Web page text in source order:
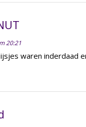
20:21
waren inderdaad